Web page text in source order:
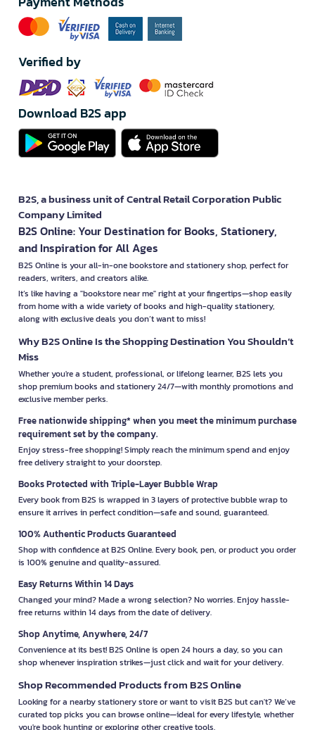
Verified by
Download B2S app
B2S, a business unit of Central Retail Corporation Public
Company Limited
B2S Online: Your Destination for Books, Stationery,
and Inspiration for All Ages
B2S Online is your all-in-one bookstore and stationery shop, perfect for
readers, writers, and creators alike.
It’s like having a "bookstore near me" right at your fingertips—shop easily
from home with a wide variety of books and high-quality stationery,
along with exclusive deals you don’t want to miss!
Why B2S Online Is the Shopping Destination You Shouldn’t
Miss
Whether you're a student, professional, or lifelong learner, B2S lets you
shop premium books and stationery 24/7—with monthly promotions and
exclusive member perks.
Free nationwide shipping* when you meet the minimum purchase
requirement set by the company.
Enjoy stress-free shopping! Simply reach the minimum spend and enjoy
free delivery straight to your doorstep.
Books Protected with Triple-Layer Bubble Wrap
Every book from B2S is wrapped in 3 layers of protective bubble wrap to
ensure it arrives in perfect condition—safe and sound, guaranteed.
100% Authentic Products Guaranteed
Shop with confidence at B2S Online. Every book, pen, or product you order
is 100% genuine and quality-assured.
Easy Returns Within 14 Days
Changed your mind? Made a wrong selection? No worries. Enjoy hassle-
free returns within 14 days from the date of delivery.
Shop Anytime, Anywhere, 24/7
Convenience at its best! B2S Online is open 24 hours a day, so you can
shop whenever inspiration strikes—just click and wait for your delivery.
Shop Recommended Products from B2S Online
Looking for a nearby stationery store or want to visit B2S but can't? We’ve
curated top picks you can browse online—ideal for every lifestyle, whether
you're book hunting or exploring other creative tools.